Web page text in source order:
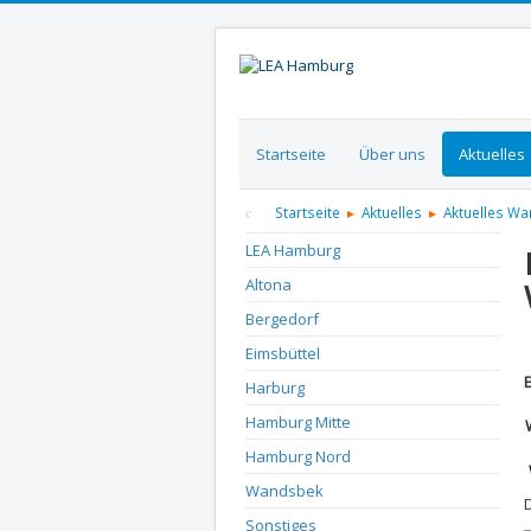
Startseite Über uns Aktuelles
Startseite Aktuelles Aktuelles
LEA Hamburg
Altona
Bergedorf
Eimsbüttel
Harburg
Hamburg Mitte
Hamburg Nord
Wandsbek
Sonstiges